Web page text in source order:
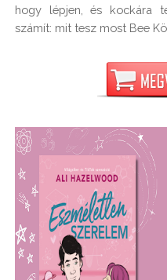
hogy lépjen, és kockára
számít: mit tesz most Bee